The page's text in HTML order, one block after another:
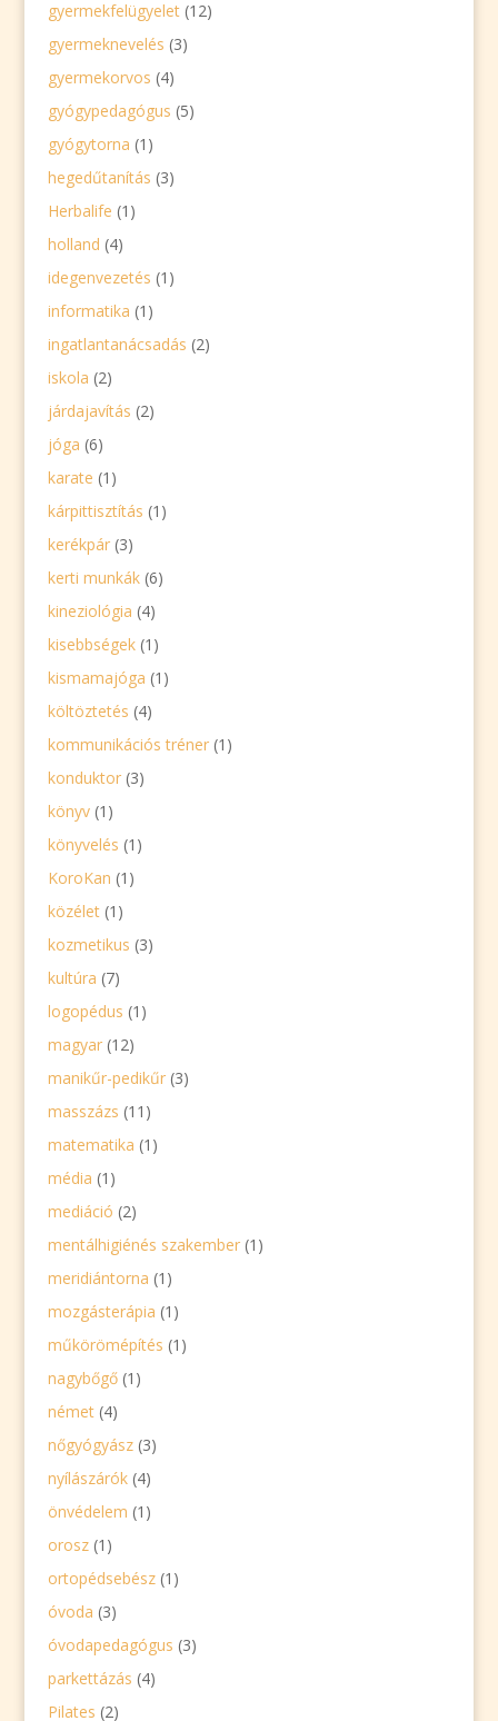
gyermekfelügyelet(12)
gyermeknevelés (3)
gyermekorvos (4)
gyógypedagógus (5)
gyógytorna (1)
hegedűtanítás (3)
Herbalife (1)
holland (4)
idegenvezetés (1)
informatika (1)
ingatlantanácsadás (2)
iskola (2)
járdajavítás (2)
jóga (6)
karate (1)
kárpittisztítás (1)
kerékpár(3)
kerti munkák(6)
kineziológia (4)
kisebbségek(1)
kismamajóga (1)
költöztetés (4)
kommunikációs tréner(1)
konduktor(3)
könyv(1)
könyvelés (1)
KoroKan (1)
közélet(1)
kozmetikus (3)
kultúra (7)
logopédus (1)
magyar(12)
manikűr-pedikűr(3)
masszázs (11)
matematika (1)
média (1)
mediáció (2)
mentálhigiénés szakember(1)
meridiántorna (1)
mozgásterápia (1)
műkörömépítés (1)
nagybőgő(1)
német(4)
nőgyógyász(3)
nyílászárók(4)
önvédelem (1)
orosz(1)
ortopédsebész(1)
óvoda (3)
óvodapedagógus (3)
parkettázás (4)
Pilates (2)